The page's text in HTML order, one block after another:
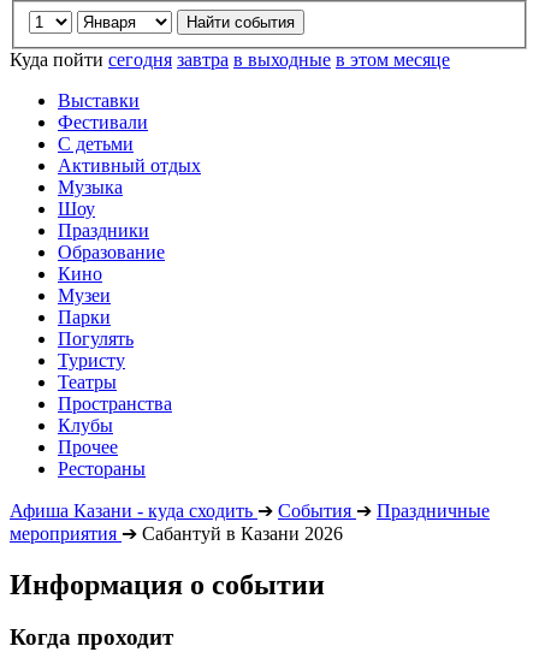
Куда пойти сегодня завтра в выходные в этом месяце
Выставки
Фестивали
С детьми
Активный отдых
Музыка
Шоу
Праздники
Образование
Кино
Музеи
Парки
Погулять
Туристу
Театры
Пространства
Клубы
Прочее
Рестораны
Афиша Казани - куда сходить ➔ События ➔ Праздничные
мероприятия ➔ Сабантуй в Казани 2026
Информация о событии
Когда проходит